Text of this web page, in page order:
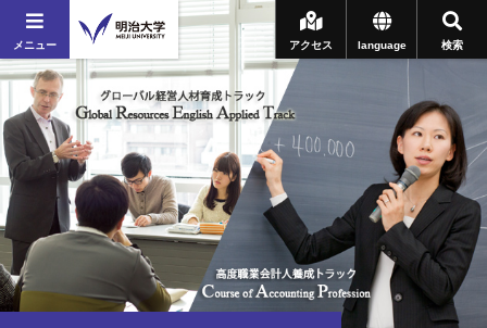
メニュー 検索
language
アクセス